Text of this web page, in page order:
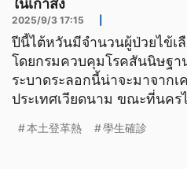
ในเกาสง
2025/9/3 17:15
ปีนี้ไต้หวันมีจำนวนผู้ป่วยไข้เ
โดยกรมควบคุมโรคสันนิษฐา
ระบาดระลอกนี้น่าจะมาจาก
ประเทศเวียดนาม ขณะที่นค
本土登革熱 學生確診